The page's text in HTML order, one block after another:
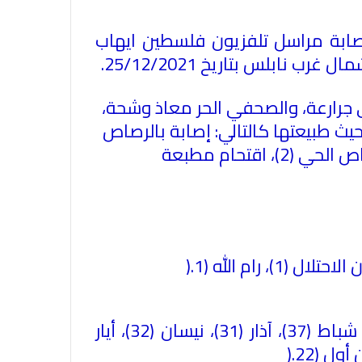
مراسل تلفزيون فلسطين ايهاب
بتاريخ 25/12/2021
.
والصحفي الحر معاذ وشحة،
طبيعتها كالتالي: إصابة بالرصاص
المطاط (4)، منع من التغطية (4)، استدعاء وفرض غرامة مالية (3)، اختناق (3)، إصابة بالرصاص الحي (2)، اقتحام مطبعة
).
تم رصد الانتهاكات خلال العام 2021 من حيث الوزيع الشهري كالتالي: كانون ثاني (39)، شباط (37)، آذار (31)، نيسان (32)، أيار
).
بكل قوة جريمة إغتيال الاحتلال
الصهيوني للصحفيين الفسطينيين فى
الاتحاد العام للصحفيين العرب يطالب
بدعم حرية الصحافة فى الدول العربية